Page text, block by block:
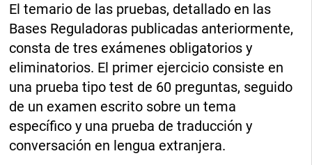
El temario de las pruebas, detallado en las
Bases Reguladoras publicadas anteriormente,
consta de tres exámenes obligatorios y
eliminatorios. El primer ejercicio consiste en
una prueba tipo test de 60 preguntas, seguido
de un examen escrito sobre un tema
específico y una prueba de traducción y
conversación en lengua extranjera.